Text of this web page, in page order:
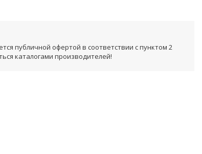
публичной офертой в соответствии с пунктом 2
каталогами производителей!